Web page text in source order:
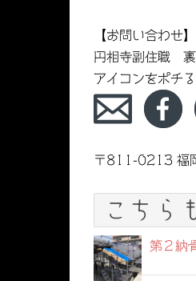
【お問い合わせ】
円相寺副住職
アイコンをポチ
〒811-0213 福
こちら
第２納